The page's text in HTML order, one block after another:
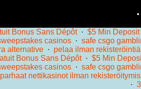
Bonus Sans Dépôt·$5 Min
casinos · safe csgo
alternative · pelaa ilman rekisteröintiä
Bonus Sans Dépôt· $5 Min
casinos · safe csgo
parhaat nettikasinot ilman
·